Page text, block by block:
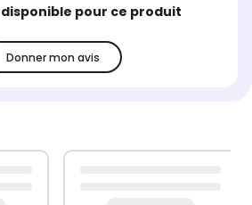
pour ce produit
Donner mon avis